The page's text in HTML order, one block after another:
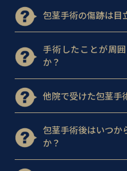
包茎手術の傷跡は目
手術したことが周
か？
他院で受けた包茎手
包茎手術後はいつか
か？